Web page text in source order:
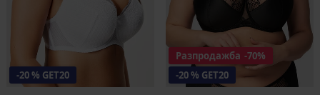
-20 % GET20
Разпродажба -70%
-20 % GET20